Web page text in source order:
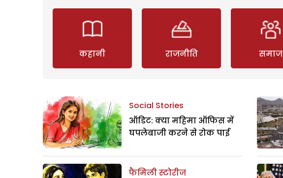
कहानी राजनीति समाज
Social Stories
ऑडिट: क्या महिमा ऑफिस में
घपलेबाजी करने से रोक पाई
फैमिली स्टोरीज